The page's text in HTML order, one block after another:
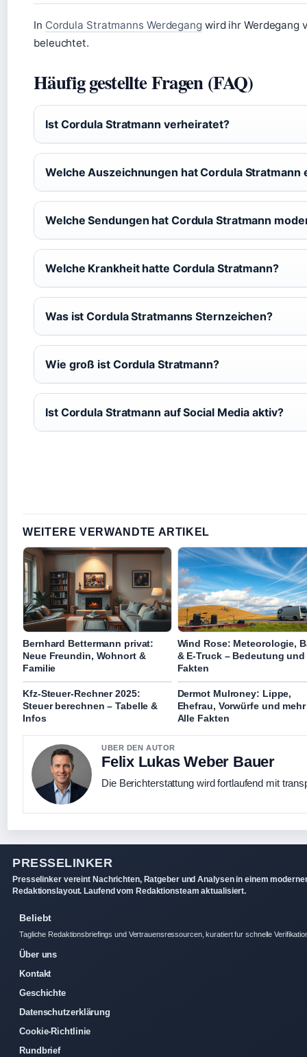
In Cordula Stratmanns Werdegang wird ihr Werdegang
beleuchtet.
Häufig gestellte Fragen (FAQ)
Ist Cordula Stratmann verheiratet?
Welche Auszeichnungen hat Cordula Stratmann
Welche Sendungen hat Cordula Stratmann
Welche Krankheit hatte Cordula Stratmann?
Was ist Cordula Stratmanns Sternzeichen?
Wie groß ist Cordula Stratmann?
Ist Cordula Stratmann auf Social Media aktiv?
WEITERE VERWANDTE ARTIKEL
Bernhard Bettermann privat:
Neue Freundin, Wohnort &
Familie
Wind Rose: Meteorologie,
& E-Truck – Bedeutung und
Fakten
Kfz-Steuer-Rechner 2025:
Steuer berechnen – Tabelle &
Infos
Dermot Mulroney: Lippe,
Ehefrau, Vorwürfe und mehr
Alle Fakten
UBER DEN AUTOR
Felix Lukas Weber Bauer
Die Berichterstattung wird fortlaufend mit
PRESSELINKER
Presselinker vereint Nachrichten, Ratgeber und Analysen in einem
Redaktionslayout. Laufend vom Redaktionsteam aktualisiert.
Beliebt
Tagliche Redaktionsbriefings und Vertrauensressourcen, kuratiert fur schnelle
Über uns
Kontakt
Geschichte
Datenschutzerklärung
Cookie-Richtlinie
Rundbrief